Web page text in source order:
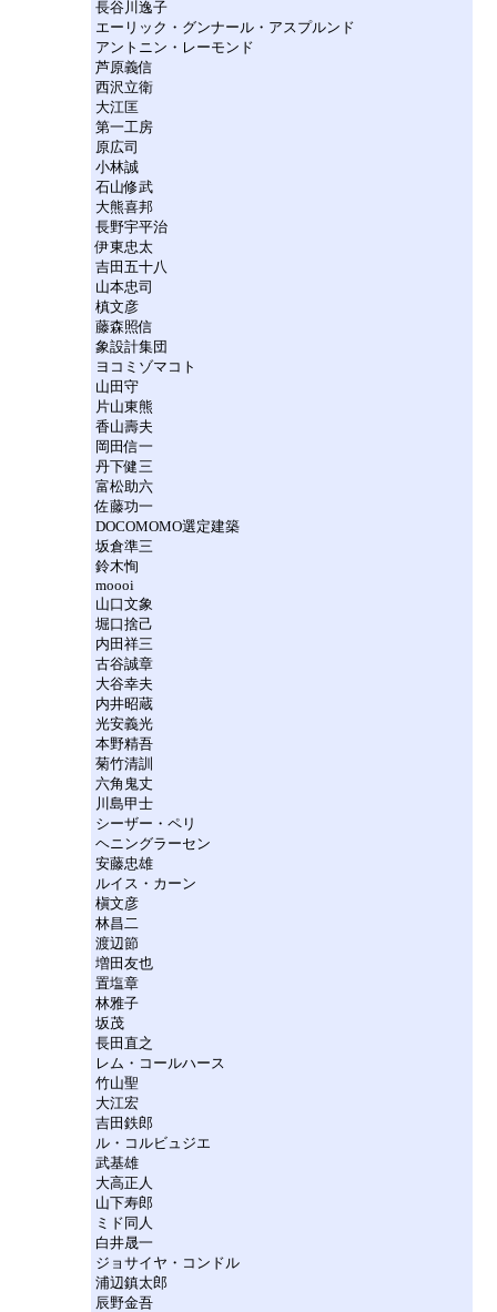
長谷川逸子
エーリック・グンナール・アスプルンド
アントニン・レーモンド
芦原義信
西沢立衛
大江匡
第一工房
原広司
小林誠
石山修武
大熊喜邦
長野宇平治
伊東忠太
吉田五十八
山本忠司
槙文彦
藤森照信
象設計集団
ヨコミゾマコト
山田守
片山東熊
香山壽夫
岡田信一
丹下健三
富松助六
佐藤功一
DOCOMOMO選定建築
坂倉準三
鈴木恂
moooi
山口文象
堀口捨己
内田祥三
古谷誠章
大谷幸夫
内井昭蔵
光安義光
本野精吾
菊竹清訓
六角鬼丈
川島甲士
シーザー・ペリ
ヘニングラーセン
安藤忠雄
ルイス・カーン
槇文彦
林昌二
渡辺節
増田友也
置塩章
林雅子
坂茂
長田直之
レム・コールハース
竹山聖
大江宏
吉田鉄郎
ル・コルビュジエ
武基雄
大高正人
山下寿郎
ミド同人
白井晟一
ジョサイヤ・コンドル
浦辺鎮太郎
辰野金吾